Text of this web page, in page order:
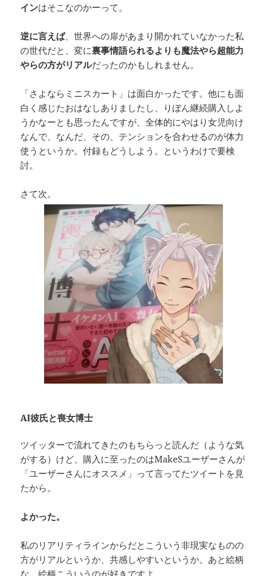
インはそこなのかーって。
逆に言えば、世界への扉があまり開かれていなかった私
の世代だと、変に裏事情語られるよりも魔法やら超能力
やらの方がリアルだったのかもしれません。
「さよならミニスカート」は面白かったです。他にも面
白く感じたおはなしありましたし、りぼん継続購入しよ
うかなーとも思ったんですが、全体的にやはり女児向け
なんで、なんだ、その、テンションを合わせるのが体力
使うというか。付録もどうしよう。というわけで要検
討。
さて次。
AI彼氏と喪女博士
ツイッターで流れてきたのもちらっと読んだ（ような気
がする）けど、購入に至ったのはMakeSユーザーさんが
「ユーザーさんにオススメ」って言ってたツイートを見
たから。
よかった。
私のリアリティラインからだとこういう非現実なものの
方がリアルというか、共感しやすいというか。あと絵柄